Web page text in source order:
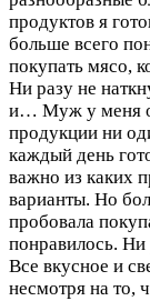
продуктов я
больше всего
покупать мясо,
Ни разу не
и… Муж у меня
продукции ни
каждый день
важно из каких
варианты. Но
пробовала
понравилось. Ни
Все вкусное и
несмотря на то,